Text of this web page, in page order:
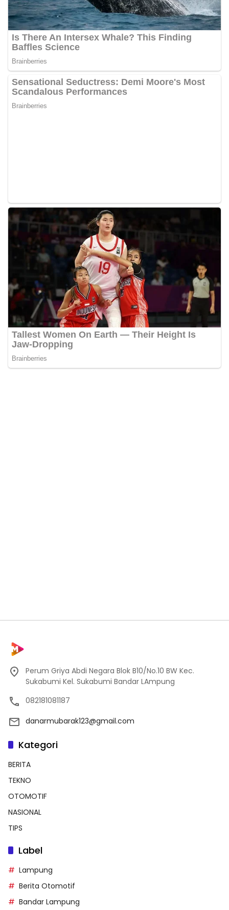
Perum Griya Abdi Negara Blok B10/No.10 BW Kec.
Sukabumi Kel. Sukabumi Bandar LAmpung
082181081187
danarmubarak123@gmail.com
Kategori
BERITA
TEKNO
OTOMOTIF
NASIONAL
TIPS
Label
Lampung
Berita Otomotif
Bandar Lampung